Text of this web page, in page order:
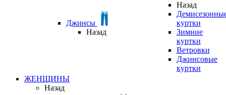
Джинсы
Назад
Назад
куртки
Зимние
куртки
Ветровки
Джинсовые
куртки
ЖЕНЩИНЫ
Назад